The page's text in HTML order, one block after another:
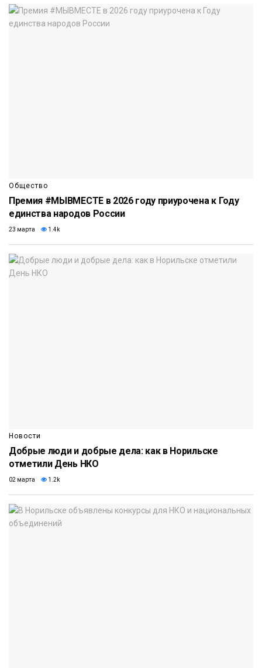
Общество
Премия #МЫВМЕСТЕ в 2026 году приурочена к Году
единства народов России
23 марта 1.4k
Новости
Добрые люди и добрые дела: как в Норильске
отметили День НКО
02 марта 1.2k